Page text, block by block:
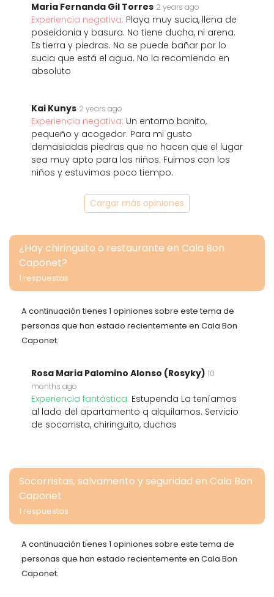
Maria Fernanda Gil Torres 2 years ago
Experiencia negativa: Playa muy sucia, llena de
poseidonia y basura. No tiene ducha, ni arena.
Es tierra y piedras. No se puede bañar por lo
sucia que está el agua. No la recomiendo en
absoluto
Kai Kunys 2 years ago
Experiencia negativa: Un entorno bonito,
pequeño y acogedor. Para mi gusto
demasiadas piedras que no hacen que el lugar
sea muy apto para los niños. Fuimos con los
niños y estuvimos poco tiempo.
Cargar más opiniones
¿Hay chiringuito o restaurante en Cala Bon
Caponet?
1 respuestas
A continuación tienes 1 opiniones sobre este tema de
personas que han estado recientemente en Cala Bon
Caponet.
Rosa Maria Palomino Alonso (Rosyky) 10
months ago
Experiencia fantástica: Estupenda La teníamos
al lado del apartamento q alquilamos. Servicio
de socorrista, chiringuito, duchas
Socorristas, salvamento y seguridad en Cala Bon
Caponet
1 respuestas
A continuación tienes 1 opiniones sobre este tema de
personas que han estado recientemente en Cala Bon
Caponet.